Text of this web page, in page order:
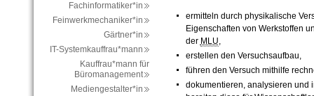
Fachinformatiker*in
Feinwerkmechaniker*in
Gärtner*in
IT-Systemkauffrau*mann
Kauffrau*mann für
Büromanagement
Mediengestalter*in
ermitteln durch physikalische
Eigenschaften von Werkstoffen
der MLU,
erstellen den Versuchsaufbau,
führen den Versuch mithilfe
dokumentieren, analysieren und